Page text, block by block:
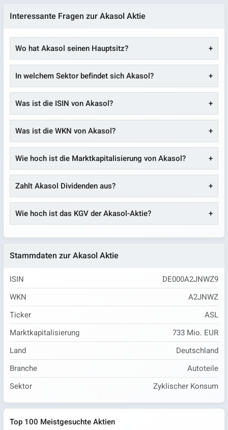
Interessante Fragen zur Akasol Aktie
Wo hat Akasol seinen Hauptsitz?
In welchem Sektor befindet sich Akasol?
Was ist die ISIN von Akasol?
Was ist die WKN von Akasol?
Wie hoch ist die Marktkapitalisierung von Akasol?
Zahlt Akasol Dividenden aus?
Wie hoch ist das KGV der Akasol-Aktie?
Stammdaten zur Akasol Aktie
ISIN
DE000A2JNWZ9
WKN
A2JNWZ
Ticker
ASL
Marktkapitalisierung
733 Mio. EUR
Land
Deutschland
Branche
Autoteile
Sektor
Zyklischer Konsum
Top 100 Meistgesuchte Aktien